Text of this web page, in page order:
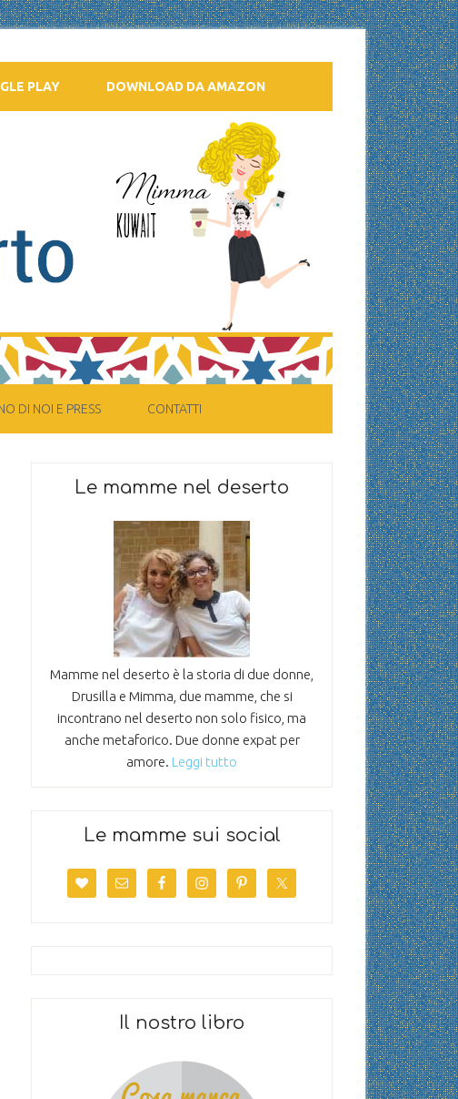
PLAY DOWNLOAD DA AMAZON
DI NOI E PRESS CONTATTI
Le mamme nel deserto
Mamme nel deserto è la storia di due donne,
Drusilla e Mimma, due mamme, che si
incontrano nel deserto non solo fisico, ma
anche metaforico. Due donne expat per
amore. Leggi tutto
Le mamme sui social
Il nostro libro